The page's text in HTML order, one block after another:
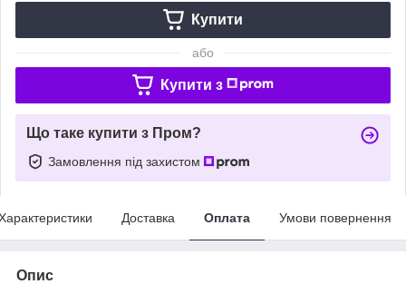
Купити
або
Купити з
Що таке купити з Пром?
Замовлення під захистом
Доставка Оплата Умови повернення
Опис